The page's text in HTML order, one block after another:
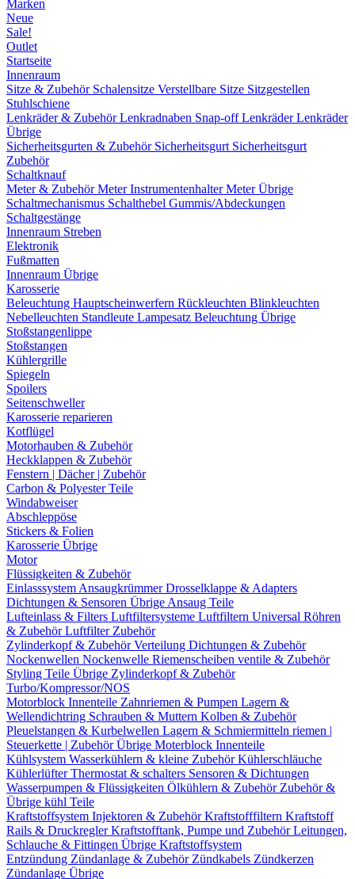
Marken
Neue
Sale!
Outlet
Startseite
Innenraum
Sitze & Zubehör Schalensitze Verstellbare Sitze Sitzgestellen
Stuhlschiene
Lenkräder & ZubehörLenkradnaben Snap-offLenkräderLenkräder
Übrige
Sicherheitsgurten & Zubehör Sicherheitsgurt Sicherheitsgurt
Zubehör
Schaltknauf
Meter & ZubehörMeterInstrumentenhalterMeter Übrige
Schaltmechanismus Schalthebel Gummis/Abdeckungen
Schaltgestänge
Innenraum Streben
Elektronik
Fußmatten
Innenraum Übrige
Karosserie
Beleuchtung Hauptscheinwerfern Rückleuchten Blinkleuchten
Nebelleuchten Standleute Lampesatz Beleuchtung Übrige
Stoßstangenlippe
Stoßstangen
Kühlergrille
Spiegeln
Spoilers
Seitenschweller
Karosserie reparieren
Kotflügel
Motorhauben & Zubehör
Heckklappen & Zubehör
Fenstern | Dächer | Zubehör
Carbon & Polyester Teile
Windabweiser
Abschleppöse
Stickers & Folien
Karosserie Übrige
Motor
Flüssigkeiten & Zubehör
Einlasssystem AnsaugkrümmerDrosselklappe & Adapters
Dichtungen & Sensoren Übrige Ansaug Teile
Lufteinlass & Filters Luftfiltersysteme Luftfiltern Universal Röhren
& ZubehörLuftfilter Zubehör
Zylinderkopf & ZubehörVerteilung Dichtungen & Zubehör
Nockenwellen Nockenwelle Riemenscheiben ventile & Zubehör
Styling Teile Übrige Zylinderkopf & Zubehör
Turbo/Kompressor/NOS
Motorblock Innenteile Zahnriemen & Pumpen Lagern &
Wellendichtring Schrauben & Muttern Kolben & Zubehör
Pleuelstangen & Kurbelwellen Lagern & Schmiermitteln riemen |
Steuerkette | ZubehörÜbrige Moterblock Innenteile
Kühlsystem Wasserkühlern & kleine ZubehörKühlerschläuche
KühlerlüfterThermostat & schalters Sensoren & Dichtungen
Wasserpumpen & Flüssigkeiten Ölkühlern & Zubehör Zubehör &
Übrige kühl Teile
Kraftstoffsystem Injektoren & ZubehörKraftstofffiltern Kraftstoff
Rails & DruckreglerKraftstofftank, Pumpe und ZubehörLeitungen,
Schlauche & Fittingen Übrige Kraftstoffsystem
Entzündung Zündanlage & Zubehör Zündkabels Zündkerzen
Zündanlage Übrige